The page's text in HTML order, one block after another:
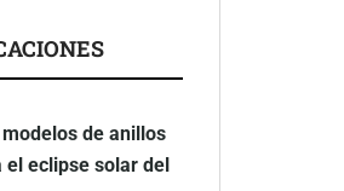
de anillos
eclipse solar del